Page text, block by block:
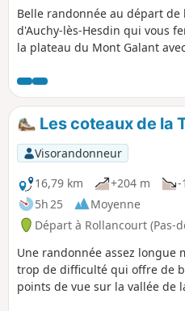
Belle randonnée au départ de
d'Auchy-lès-Hesdin qui vous
la plateau du Mont Galant
bordure de la Forêt Domaniale
une vue sur la Ferme du bois
une ancienne Commanderie
Hospitaliers. La seule
pour sortir du village d'Auchy.
Les coteaux de la
Visorandonneur
16,79 km
+204 m
-
5h 25
Moyenne
Départ à Rollancourt (Pas-
Une randonnée assez longue
trop de difficulté qui offre de
points de vue sur la vallée de